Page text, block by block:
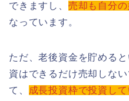
できますし、 売却も自分
なっています。
ただ、老後資金を貯める
資はできるだけ売却しな
て、
成長投資枠で投資し